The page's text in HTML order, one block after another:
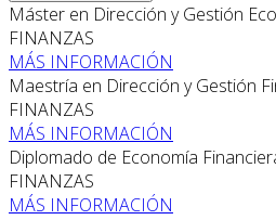
Máster en Dirección y Gestión
FINANZAS
MÁS INFORMACIÓN
Maestría en Dirección y Gestión
FINANZAS
MÁS INFORMACIÓN
Diplomado de Economía
FINANZAS
MÁS INFORMACIÓN